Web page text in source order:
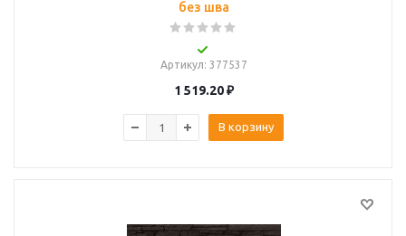
без шва
Артикул: 377537
1 519.20₽
В корзину